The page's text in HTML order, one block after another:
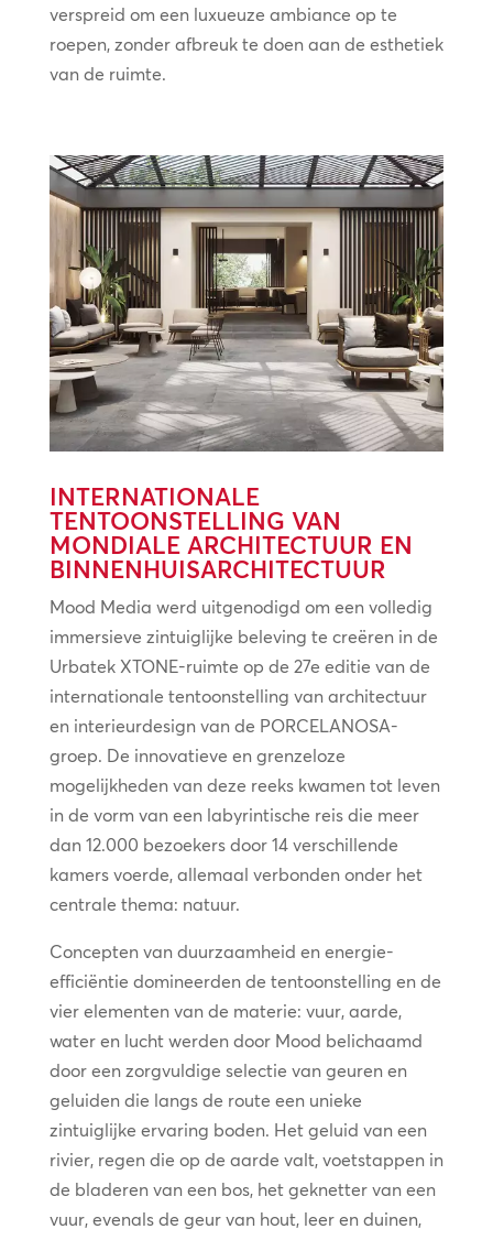
verspreid om een luxueuze ambiance op te
roepen, zonder afbreuk te doen aan de esthetiek
van de ruimte.
INTERNATIONALE
TENTOONSTELLING VAN
MONDIALE ARCHITECTUUR EN
BINNENHUISARCHITECTUUR
Mood Media werd uitgenodigd om een volledig
immersieve zintuiglijke beleving te creëren in de
Urbatek XTONE-ruimte op de 27e editie van de
internationale tentoonstelling van architectuur
en interieurdesign van de PORCELANOSA-
groep. De innovatieve en grenzeloze
mogelijkheden van deze reeks kwamen tot leven
in de vorm van een labyrintische reis die meer
dan 12.000 bezoekers door 14 verschillende
kamers voerde, allemaal verbonden onder het
centrale thema: natuur.
Concepten van duurzaamheid en energie-
efficiëntie domineerden de tentoonstelling en de
vier elementen van de materie: vuur, aarde,
water en lucht werden door Mood belichaamd
door een zorgvuldige selectie van geuren en
geluiden die langs de route een unieke
zintuiglijke ervaring boden. Het geluid van een
rivier, regen die op de aarde valt, voetstappen in
de bladeren van een bos, het geknetter van een
vuur, evenals de geur van hout, leer en duinen,